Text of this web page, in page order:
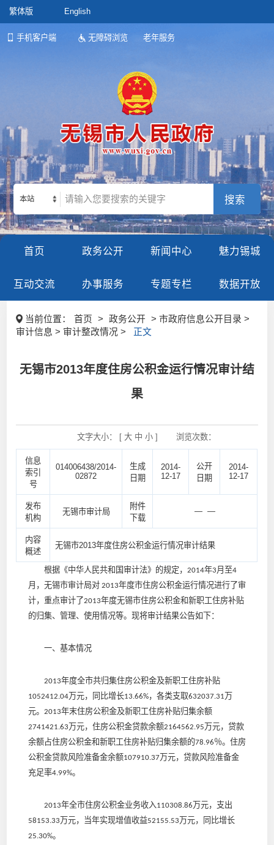
繁体版 English
手机客户端 无障碍浏览 老年服务
本站
首页 政务公开 新闻中心 魅力锡城
互动交流 办事服务 专题专栏 数据开放
当前位置： 首页 > 政务公开
> 市政府信息公开目录 >
审计信息 > 审计整改情况 >
正文
无锡市2013年度住房公积金运行情况审计结
果
文字大小： [ 大 中 小] 浏览次数：
信息
索引
号
014006438/2014-
02872
生成
日期
2014-
12-17
公开
日期
2014-
12-17
发布
机构
无锡市审计局
附件
下载
— —
内容
概述
无锡市2013年度住房公积金运行情况审计结果
根据《中华人民共和国审计法》的规定， 2014年3 月至4
月，无锡市审计局对2013年度市住房公积金运行情况进行了审
计，重点审计了2013年度无锡市住房公积金和新职工住房补贴
的归集、管理、使用情况等。现将审计结果公告如下：
一、基本情况
2013年度全市共归集住房公积金及新职工住房补贴
1052412.04万元，同比增长13.66%，各类支取632037.31万
元。 2013年末住房公积金及新职工住房补贴归集余额
2741421.63万元，住房公积金贷款余额2164562.95万元，贷款
余额占住房公积金和新职工住房补贴归集余额的78.96％。住房
公积金贷款风险准备金余额107910.37万元，贷款风险准备金
充足率4.99%。
2013年全市住房公积金业务收入110308.86万元，支出
58153.33万元，当年实现增值收益52155.53万元，同比增长
25.30%。